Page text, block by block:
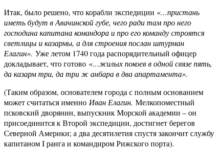
Итак, было решено, что корабли экспедиции «…пристань
иметь будут в Авачинской губе, чего ради там про него
господина капитана командора и про его команду строятся
светлицы и казармы, а для строения послан штурман
Елагин». Уже летом 1740 года распорядительный офицер
докладывает, что готово «…жилых покоев в одной связе пять,
да казарм три, да три ж анбара в два апартамента».
(Таким образом, основателем города с полным основанием
может считаться именно Иван Елагин. Мелкопоместный
псковский дворянин, выпускник Морской академии – он
присоединится к Второй экспедиции, достигнет берегов
Северной Америки; а два десятилетия спустя закончит службу
капитаном I ранга и командиром Рижского порта).